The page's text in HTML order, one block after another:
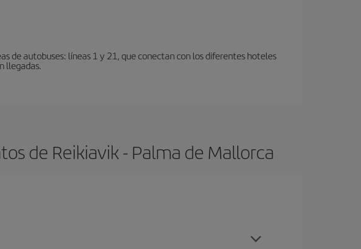
de autobuses: líneas 1 y 21, que conectan con los diferentes hoteles
llegadas.
de Reikiavik - Palma de Mallorca